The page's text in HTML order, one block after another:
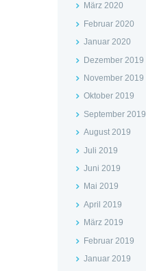
März 2020
Februar 2020
Januar 2020
Dezember 2019
November 2019
Oktober 2019
September 2019
August 2019
Juli 2019
Juni 2019
Mai 2019
April 2019
März 2019
Februar 2019
Januar 2019